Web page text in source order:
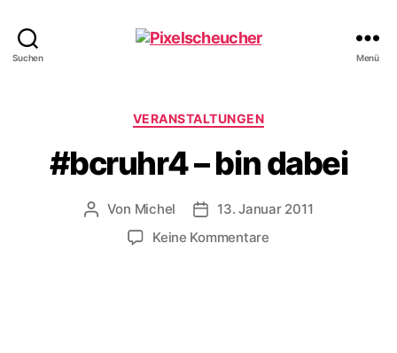
Suchen Menü
Kategorien
VERANSTALTUNGEN
#bcruhr4 – bin dabei
Beitragsautor
Von Michel Veröffentlichungsdatum
13. Januar 2011
Keine Kommentarezu